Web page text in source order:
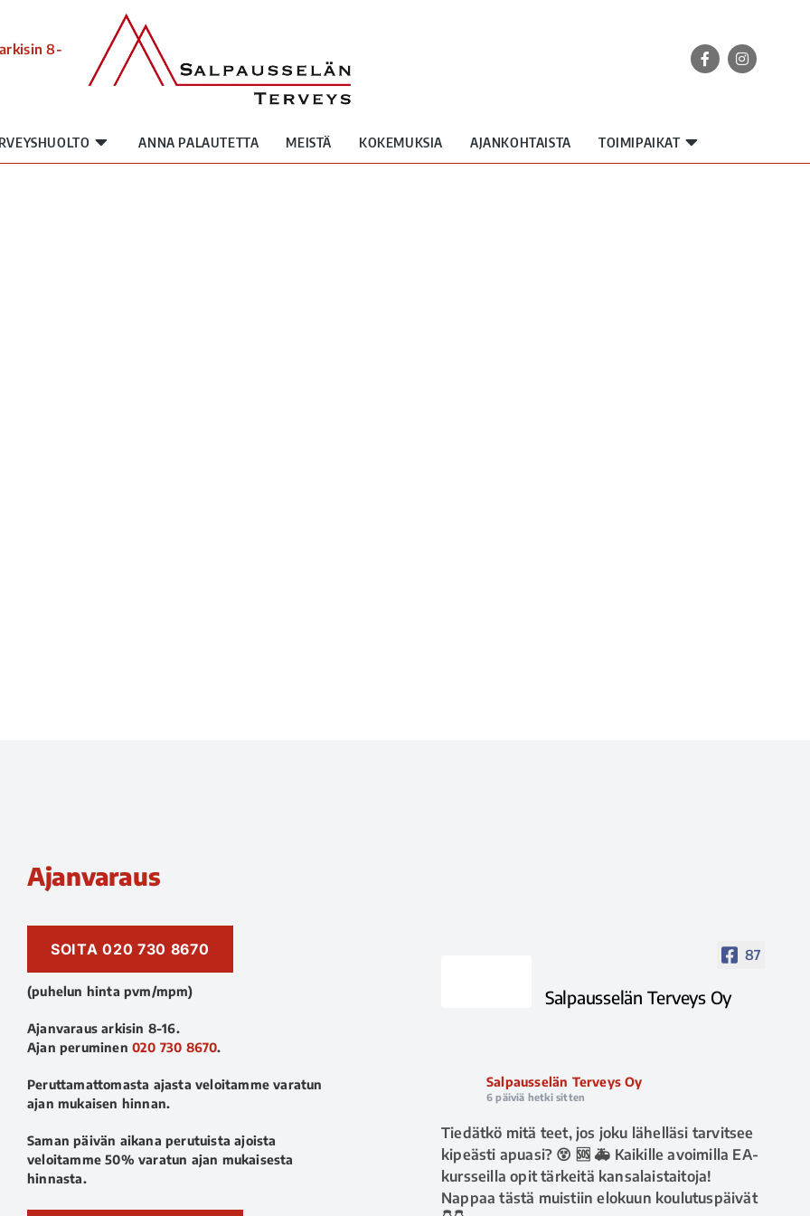
8-
ANNA PALAUTETTA MEISTÄ KOKEMUKSIA AJANKOHTAISTA TOIMIPAIKAT
Ajanvaraus
SOITA 020 730 8670
(puhelun hinta pvm/mpm)
Ajanvaraus arkisin 8-16.
Ajan peruminen 020 730 8670.
Peruttamattomasta ajasta veloitamme varatun
ajan mukaisen hinnan.
Saman päivän aikana perutuista ajoista
veloitamme 50% varatun ajan mukaisesta
hinnasta.
87
Salpausselän Terveys Oy
Salpausselän Terveys Oy
6 päiviä hetki sitten
Tiedätkö mitä teet, jos joku lähelläsi tarvitsee
kipeästi apuasi? 😵 🆘 🚑 Kaikille avoimilla EA-
kursseilla opit tärkeitä kansalaistaitoja!
Nappaa tästä muistiin elokuun koulutuspäivät